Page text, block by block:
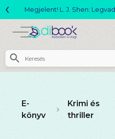
Megjelent! L. J. Shen:
‹
E-
könyv
Krimi és
thriller